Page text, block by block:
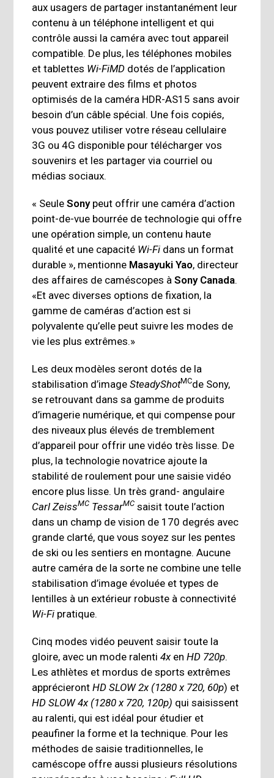
aux usagers de partager instantanément leur
contenu à un téléphone intelligent et qui
contrôle aussi la caméra avec tout appareil
compatible. De plus, les téléphones mobiles
et tablettes Wi-FiMD dotés de l’application
peuvent extraire des films et photos
optimisés de la caméra HDR-AS15 sans avoir
besoin d’un câble spécial. Une fois copiés,
vous pouvez utiliser votre réseau cellulaire
3G ou 4G disponible pour télécharger vos
souvenirs et les partager via courriel ou
médias sociaux.
« SeuleSonypeut offrir une caméra d’action
point-de-vue bourrée de technologie qui offre
une opération simple, un contenu haute
qualité et une capacité Wi-Fi dans un format
durable », mentionne Masayuki Yao, directeur
des affaires de caméscopes àSony Canada.
«Et avec diverses options de fixation, la
gamme de caméras d’action est si
polyvalente qu’elle peut suivre les modes de
vie les plus extrêmes.»
Les deux modèles seront dotés de la
stabilisation d’imageSteadyShotMCde Sony,
se retrouvant dans sa gamme de produits
d’imagerie numérique, et qui compense pour
des niveaux plus élevés de tremblement
d’appareil pour offrir une vidéo très lisse. De
plus, la technologie novatrice ajoute la
stabilité de roulement pour une saisie vidéo
encore plus lisse. Un très grand- angulaire
Carl ZeissMC TessarMC saisit toute l’action
dans un champ de vision de 170 degrés avec
grande clarté, que vous soyez sur les pentes
de ski ou les sentiers en montagne. Aucune
autre caméra de la sorte ne combine une telle
stabilisation d’image évoluée et types de
lentilles à un extérieur robuste à connectivité
Wi-Fi pratique.
Cinq modes vidéo peuvent saisir toute la
gloire, avec un mode ralenti4xenHD 720p.
Les athlètes et mordus de sports extrêmes
apprécierontHD SLOW 2x (1280 x 720, 60p) et
HD SLOW 4x (1280 x 720, 120p) qui saisissent
au ralenti, qui est idéal pour étudier et
peaufiner la forme et la technique. Pour les
méthodes de saisie traditionnelles, le
caméscope offre aussi plusieurs résolutions